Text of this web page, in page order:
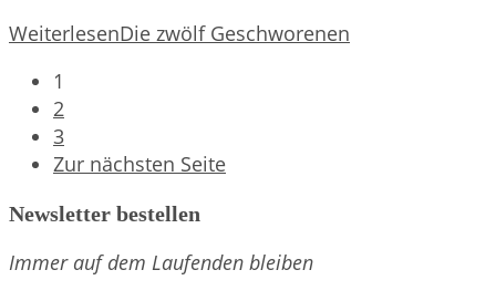
WeiterlesenDie zwölf Geschworenen
1
2
3
Zur nächsten Seite
Newsletter bestellen
Immer auf dem Laufenden bleiben